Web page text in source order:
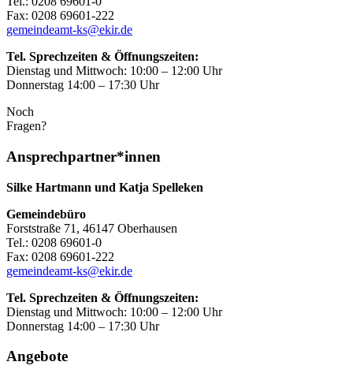
Fax: 0208 69601-222
gemeindeamt-ks@ekir.de
Tel. Sprechzeiten & Öffnungszeiten:
Dienstag und Mittwoch: 10:00 – 12:00 Uhr
Donnerstag 14:00 – 17:30 Uhr
Noch
Fragen?
Ansprechpartner*innen
Silke Hartmann und Katja Spelleken
Gemeindebüro
Forststraße 71, 46147 Oberhausen
Tel.: 0208 69601-0
Fax: 0208 69601-222
gemeindeamt-ks@ekir.de
Tel. Sprechzeiten & Öffnungszeiten:
Dienstag und Mittwoch: 10:00 – 12:00 Uhr
Donnerstag 14:00 – 17:30 Uhr
Angebote